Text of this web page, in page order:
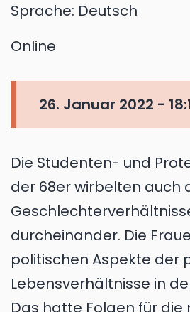
Sprache: Deutsch
Online
26. Januar 2022 -
Die Studenten- und
der 68er wirbelten auch
durcheinander. Die
politischen Aspekte der
Lebensverhältnisse in